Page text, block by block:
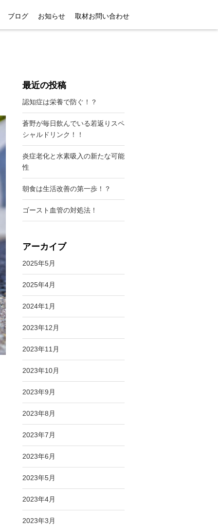
ブログ お知らせ 取材お問い合わせ
最近の投稿
認知症は栄養で防ぐ！？
蒼野が毎日飲んでいる若返りスペ
シャルドリンク！！
炎症老化と水素吸入の新たな可能
性
朝食は生活改善の第一歩！？
ゴースト血管の対処法！
アーカイブ
2025年5月
2025年4月
2024年1月
2023年12月
2023年11月
2023年10月
2023年9月
2023年8月
2023年7月
2023年6月
2023年5月
2023年4月
2023年3月